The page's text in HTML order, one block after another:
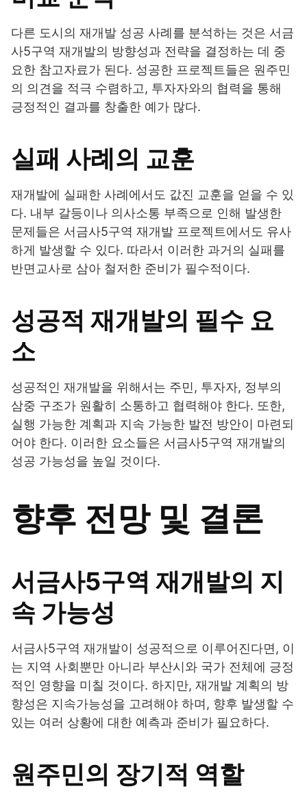
다른 도시의 재개발 성공 사례를 분석하는 것은 서금
사5구역 재개발의 방향성과 전략을 결정하는 데 중
요한 참고자료가 된다. 성공한 프로젝트들은 원주민
의 의견을 적극 수렴하고, 투자자와의 협력을 통해
긍정적인 결과를 창출한 예가 많다.
실패 사례의 교훈
재개발에 실패한 사례에서도 값진 교훈을 얻을 수 있
다. 내부 갈등이나 의사소통 부족으로 인해 발생한
문제들은 서금사5구역 재개발 프로젝트에서도 유사
하게 발생할 수 있다. 따라서 이러한 과거의 실패를
반면교사로 삼아 철저한 준비가 필수적이다.
성공적 재개발의 필수 요
소
성공적인 재개발을 위해서는 주민, 투자자, 정부의
삼중 구조가 원활히 소통하고 협력해야 한다. 또한,
실행 가능한 계획과 지속 가능한 발전 방안이 마련되
어야 한다. 이러한 요소들은 서금사5구역 재개발의
성공 가능성을 높일 것이다.
향후 전망 및 결론
서금사5구역 재개발의 지
속 가능성
서금사5구역 재개발이 성공적으로 이루어진다면, 이
는 지역 사회뿐만 아니라 부산시와 국가 전체에 긍정
적인 영향을 미칠 것이다. 하지만, 재개발 계획의 방
향성은 지속가능성을 고려해야 하며, 향후 발생할 수
있는 여러 상황에 대한 예측과 준비가 필요하다.
원주민의 장기적 역할